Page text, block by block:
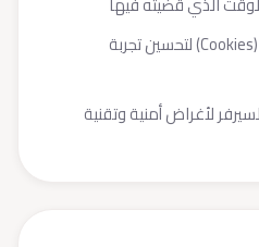
ملفات تعريف الارتباط (Cookies) لتحسين تجربة
لأغراض أمنية وتقنية